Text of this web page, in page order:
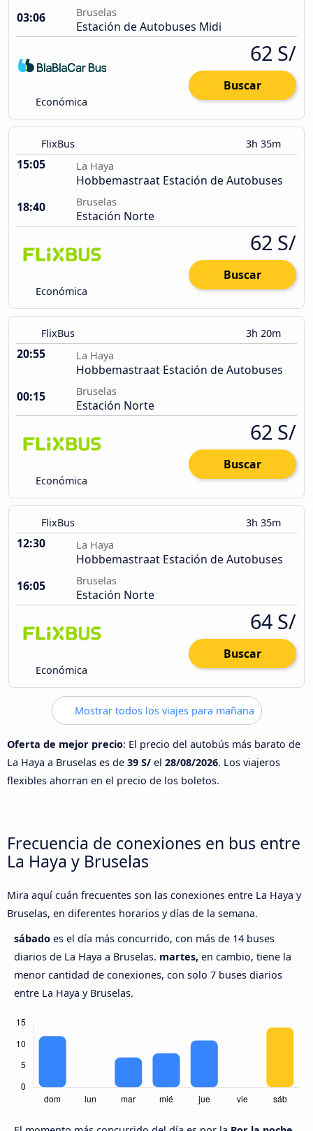
03:06
Bruselas
Estación de Autobuses Midi
Económica
62 S/
Buscar
FlixBus 3h 35m
15:05 La Haya
Hobbemastraat Estación de Autobuses
18:40
Bruselas
Estación Norte
Económica
62 S/
Buscar
FlixBus 3h 20m
20:55 La Haya
Hobbemastraat Estación de Autobuses
00:15
Bruselas
Estación Norte
Económica
62 S/
Buscar
FlixBus 3h 35m
12:30 La Haya
Hobbemastraat Estación de Autobuses
16:05
Bruselas
Estación Norte
Económica
64 S/
Buscar
Mostrar todos los viajes para mañana
Oferta de mejor precio: El precio del autobús más barato de
La Haya a Bruselas es de 39 S/ el 28/08/2026. Los viajeros
flexibles ahorran en el precio de los boletos.
Frecuencia de conexiones en bus entre
La Haya y Bruselas
Mira aquí cuán frecuentes son las conexiones entre La Haya y
Bruselas, en diferentes horarios y días de la semana.
sábado es el día más concurrido, con más de 14 buses
diarios de La Haya a Bruselas. martes, en cambio, tiene la
menor cantidad de conexiones, con solo 7 buses diarios
entre La Haya y Bruselas.